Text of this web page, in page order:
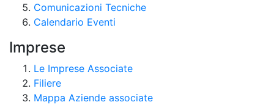
Comunicazioni Tecniche
Calendario Eventi
Imprese
Le Imprese Associate
Filiere
Mappa Aziende associate